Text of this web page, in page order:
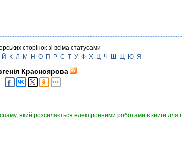
сторінок зі всіма статусами
Й К Л М Н О П Р С Т У Ф Х Ц Ч Ш Щ Ю Я
Красноярова
який розсилається електронними роботами в книги для